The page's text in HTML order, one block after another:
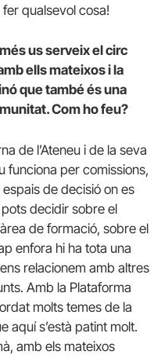
qualsevol cosa!
us serveix el circ
ells mateixos i la
que també és una
Com ho feu?
de l’Ateneu i de la seva
funciona per comissions,
de decisió on es
decidir sobre el
de formació, sobre el
enfora hi ha tota una
relacionem amb altres
Amb la Plataforma
molts temes de la
aquí s’està patint molt.
amb els mateixos